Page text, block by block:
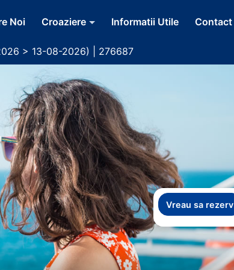
Noi Croaziere Informatii Utile Contact
> 13-08-2026) | 276687
Vreau sa rezerv